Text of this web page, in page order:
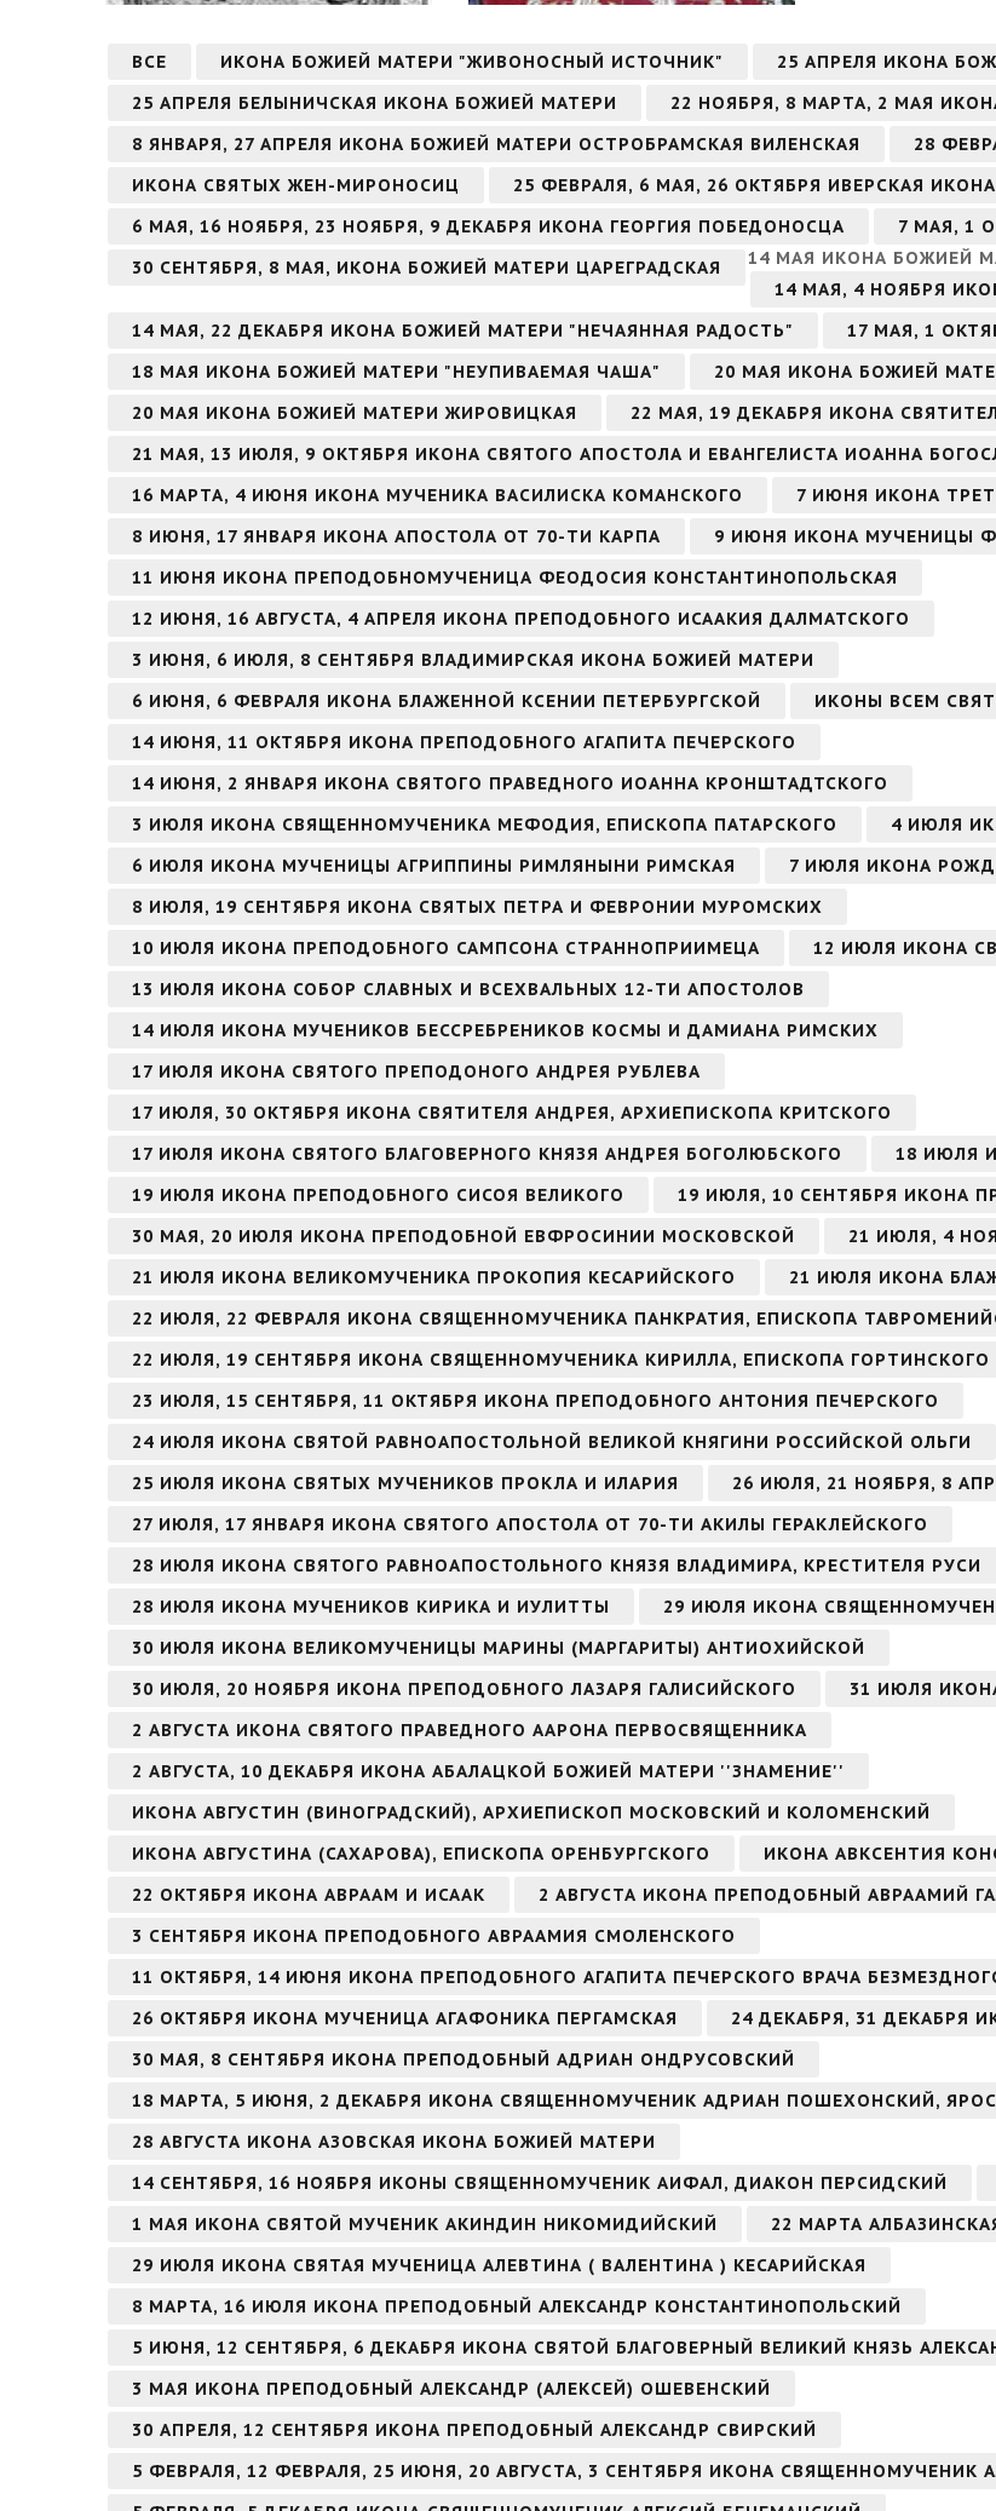
ВСЕ ИКОНА БОЖИЕЙ МАТЕРИ "ЖИВОНОСНЫЙ ИСТОЧНИК"
25 АПРЕЛЯ ИКОНА
25 АПРЕЛЯ БЕЛЫНИЧСКАЯ ИКОНА БОЖИЕЙ МАТЕРИ
22 НОЯБРЯ, 8 МАРТА, 2 МАЯ
8 ЯНВАРЯ, 27 АПРЕЛЯ ИКОНА БОЖИЕЙ МАТЕРИ ОСТРОБРАМСКАЯ ВИЛЕНСКАЯ
28
ИКОНА СВЯТЫХ ЖЕН-МИРОНОСИЦ
25 ФЕВРАЛЯ, 6 МАЯ, 26 ОКТЯБРЯ ИВЕРСКАЯ
6 МАЯ, 16 НОЯБРЯ, 23 НОЯБРЯ, 9 ДЕКАБРЯ ИКОНА ГЕОРГИЯ ПОБЕДОНОСЦА
7 МАЯ, 1
30 СЕНТЯБРЯ, 8 МАЯ, ИКОНА БОЖИЕЙ МАТЕРИ ЦАРЕГРАДСКАЯ
14 МАЯ ИКОНА БОЖИЕЙ
14 МАЯ, 4 НОЯБРЯ
14 МАЯ, 22 ДЕКАБРЯ ИКОНА БОЖИЕЙ МАТЕРИ "НЕЧАЯННАЯ РАДОСТЬ"
17 МАЯ, 1
18 МАЯ ИКОНА БОЖИЕЙ МАТЕРИ "НЕУПИВАЕМАЯ ЧАША"
20 МАЯ ИКОНА БОЖИЕЙ
20 МАЯ ИКОНА БОЖИЕЙ МАТЕРИ ЖИРОВИЦКАЯ
22 МАЯ, 19 ДЕКАБРЯ ИКОНА
21 МАЯ, 13 ИЮЛЯ, 9 ОКТЯБРЯ ИКОНА СВЯТОГО АПОСТОЛА И ЕВАНГЕЛИСТА ИОАННА
16 МАРТА, 4 ИЮНЯ ИКОНА МУЧЕНИКА ВАСИЛИСКА КОМАНСКОГО
7 ИЮНЯ ИКОНА
8 ИЮНЯ, 17 ЯНВАРЯ ИКОНА АПОСТОЛА ОТ 70-ТИ КАРПА
9 ИЮНЯ ИКОНА МУЧЕНИЦЫ
11 ИЮНЯ ИКОНА ПРЕПОДОБНОМУЧЕНИЦА ФЕОДОСИЯ КОНСТАНТИНОПОЛЬСКАЯ
12 ИЮНЯ, 16 АВГУСТА, 4 АПРЕЛЯ ИКОНА ПРЕПОДОБНОГО ИСААКИЯ ДАЛМАТСКОГО
3 ИЮНЯ, 6 ИЮЛЯ, 8 СЕНТЯБРЯ ВЛАДИМИРСКАЯ ИКОНА БОЖИЕЙ МАТЕРИ
6 ИЮНЯ, 6 ФЕВРАЛЯ ИКОНА БЛАЖЕННОЙ КСЕНИИ ПЕТЕРБУРГСКОЙ
ИКОНЫ ВСЕМ
14 ИЮНЯ, 11 ОКТЯБРЯ ИКОНА ПРЕПОДОБНОГО АГАПИТА ПЕЧЕРСКОГО
14 ИЮНЯ, 2 ЯНВАРЯ ИКОНА СВЯТОГО ПРАВЕДНОГО ИОАННА КРОНШТАДТСКОГО
3 ИЮЛЯ ИКОНА СВЯЩЕННОМУЧЕНИКА МЕФОДИЯ, ЕПИСКОПА ПАТАРСКОГО
4 ИЮЛЯ
6 ИЮЛЯ ИКОНА МУЧЕНИЦЫ АГРИППИНЫ РИМЛЯНЫНИ РИМСКАЯ
7 ИЮЛЯ ИКОНА
8 ИЮЛЯ, 19 СЕНТЯБРЯ ИКОНА СВЯТЫХ ПЕТРА И ФЕВРОНИИ МУРОМСКИХ
10 ИЮЛЯ ИКОНА ПРЕПОДОБНОГО САМПСОНА СТРАННОПРИИМЕЦА
12 ИЮЛЯ ИКОНА
13 ИЮЛЯ ИКОНА СОБОР СЛАВНЫХ И ВСЕХВАЛЬНЫХ 12-ТИ АПОСТОЛОВ
14 ИЮЛЯ ИКОНА МУЧЕНИКОВ БЕССРЕБРЕНИКОВ КОСМЫ И ДАМИАНА РИМСКИХ
17 ИЮЛЯ ИКОНА СВЯТОГО ПРЕПОДОНОГО АНДРЕЯ РУБЛЕВА
17 ИЮЛЯ, 30 ОКТЯБРЯ ИКОНА СВЯТИТЕЛЯ АНДРЕЯ, АРХИЕПИСКОПА КРИТСКОГО
17 ИЮЛЯ ИКОНА СВЯТОГО БЛАГОВЕРНОГО КНЯЗЯ АНДРЕЯ БОГОЛЮБСКОГО
18 ИЮЛЯ
19 ИЮЛЯ ИКОНА ПРЕПОДОБНОГО СИСОЯ ВЕЛИКОГО
19 ИЮЛЯ, 10 СЕНТЯБРЯ ИКОНА
30 МАЯ, 20 ИЮЛЯ ИКОНА ПРЕПОДОБНОЙ ЕВФРОСИНИИ МОСКОВСКОЙ
21 ИЮЛЯ, 4
21 ИЮЛЯ ИКОНА ВЕЛИКОМУЧЕНИКА ПРОКОПИЯ КЕСАРИЙСКОГО
21 ИЮЛЯ ИКОНА
22 ИЮЛЯ, 22 ФЕВРАЛЯ ИКОНА СВЯЩЕННОМУЧЕНИКА ПАНКРАТИЯ, ЕПИСКОПА
22 ИЮЛЯ, 19 СЕНТЯБРЯ ИКОНА СВЯЩЕННОМУЧЕНИКА КИРИЛЛА, ЕПИСКОПА ГОРТИНСКОГО
23 ИЮЛЯ, 15 СЕНТЯБРЯ, 11 ОКТЯБРЯ ИКОНА ПРЕПОДОБНОГО АНТОНИЯ ПЕЧЕРСКОГО
24 ИЮЛЯ ИКОНА СВЯТОЙ РАВНОАПОСТОЛЬНОЙ ВЕЛИКОЙ КНЯГИНИ РОССИЙСКОЙ ОЛЬГИ
25 ИЮЛЯ ИКОНА СВЯТЫХ МУЧЕНИКОВ ПРОКЛА И ИЛАРИЯ
26 ИЮЛЯ, 21 НОЯБРЯ, 8
27 ИЮЛЯ, 17 ЯНВАРЯ ИКОНА СВЯТОГО АПОСТОЛА ОТ 70-ТИ АКИЛЫ ГЕРАКЛЕЙСКОГО
28 ИЮЛЯ ИКОНА СВЯТОГО РАВНОАПОСТОЛЬНОГО КНЯЗЯ ВЛАДИМИРА, КРЕСТИТЕЛЯ РУСИ
28 ИЮЛЯ ИКОНА МУЧЕНИКОВ КИРИКА И ИУЛИТТЫ
29 ИЮЛЯ ИКОНА
30 ИЮЛЯ ИКОНА ВЕЛИКОМУЧЕНИЦЫ МАРИНЫ (МАРГАРИТЫ) АНТИОХИЙСКОЙ
30 ИЮЛЯ, 20 НОЯБРЯ ИКОНА ПРЕПОДОБНОГО ЛАЗАРЯ ГАЛИСИЙСКОГО
31 ИЮЛЯ
2 АВГУСТА ИКОНА СВЯТОГО ПРАВЕДНОГО ААРОНА ПЕРВОСВЯЩЕННИКА
2 АВГУСТА, 10 ДЕКАБРЯ ИКОНА АБАЛАЦКОЙ БОЖИЕЙ МАТЕРИ ''ЗНАМЕНИЕ''
ИКОНА АВГУСТИН (ВИНОГРАДСКИЙ), АРХИЕПИСКОП МОСКОВСКИЙ И КОЛОМЕНСКИЙ
ИКОНА АВГУСТИНА (САХАРОВА), ЕПИСКОПА ОРЕНБУРГСКОГО
ИКОНА АВКСЕНТИЯ
22 ОКТЯБРЯ ИКОНА АВРААМ И ИСААК
2 АВГУСТА ИКОНА ПРЕПОДОБНЫЙ АВРААМИЙ
3 СЕНТЯБРЯ ИКОНА ПРЕПОДОБНОГО АВРААМИЯ СМОЛЕНСКОГО
11 ОКТЯБРЯ, 14 ИЮНЯ ИКОНА ПРЕПОДОБНОГО АГАПИТА ПЕЧЕРСКОГО ВРАЧА
26 ОКТЯБРЯ ИКОНА МУЧЕНИЦА АГАФОНИКА ПЕРГАМСКАЯ
24 ДЕКАБРЯ, 31 ДЕКАБРЯ
30 МАЯ, 8 СЕНТЯБРЯ ИКОНА ПРЕПОДОБНЫЙ АДРИАН ОНДРУСОВСКИЙ
18 МАРТА, 5 ИЮНЯ, 2 ДЕКАБРЯ ИКОНА СВЯЩЕННОМУЧЕНИК АДРИАН ПОШЕХОНСКИЙ,
28 АВГУСТА ИКОНА АЗОВСКАЯ ИКОНА БОЖИЕЙ МАТЕРИ
14 СЕНТЯБРЯ, 16 НОЯБРЯ ИКОНЫ СВЯЩЕННОМУЧЕНИК АИФАЛ, ДИАКОН ПЕРСИДСКИЙ
1 МАЯ ИКОНА СВЯТОЙ МУЧЕНИК АКИНДИН НИКОМИДИЙСКИЙ
22 МАРТА
29 ИЮЛЯ ИКОНА СВЯТАЯ МУЧЕНИЦА АЛЕВТИНА ( ВАЛЕНТИНА ) КЕСАРИЙСКАЯ
8 МАРТА, 16 ИЮЛЯ ИКОНА ПРЕПОДОБНЫЙ АЛЕКСАНДР КОНСТАНТИНОПОЛЬСКИЙ
5 ИЮНЯ, 12 СЕНТЯБРЯ, 6 ДЕКАБРЯ ИКОНА СВЯТОЙ БЛАГОВЕРНЫЙ ВЕЛИКИЙ КНЯЗЬ
3 МАЯ ИКОНА ПРЕПОДОБНЫЙ АЛЕКСАНДР (АЛЕКСЕЙ) ОШЕВЕНСКИЙ
30 АПРЕЛЯ, 12 СЕНТЯБРЯ ИКОНА ПРЕПОДОБНЫЙ АЛЕКСАНДР СВИРСКИЙ
5 ФЕВРАЛЯ, 12 ФЕВРАЛЯ, 25 ИЮНЯ, 20 АВГУСТА, 3 СЕНТЯБРЯ ИКОНА СВЯЩЕННОМУЧЕНИК